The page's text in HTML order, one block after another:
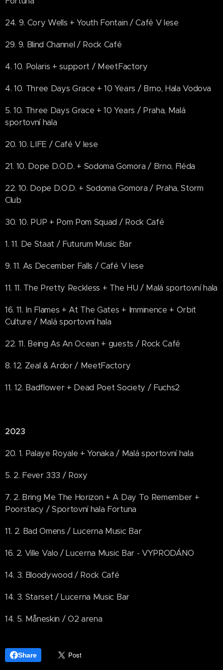
24. 9. Cory Wells + Youth Fontain / Café V lese
29. 9. Blind Channel / Rock Café
4. 10. Polaris + support / MeetFactory
4. 10. Three Days Grace + 10 Years / Brno, Hala Vodova
5. 10. Three Days Grace + 10 Years / Praha, Malá
sportovní hala
20. 10. LIFE / Café V lese
21. 10. Dope D.O.D. + Sodoma Gomora / Brno, Fléda
22. 10. Dope D.O.D. + Sodoma Gomora / Praha, Storm
Club
30. 10. PUP + Pom Pom Squad / Rock Café
1. 11. De Staat / Futurum Music Bar
9. 11. As December Falls / Café V lese
11. 11. The Pretty Reckless + The HU / Malá sportovní hala
16. 11. In Flames + At The Gates + Imminence + Orbit
Culture / Malá sportovní hala
22. 11. Being As An Ocean + guests / Rock Café
8. 12. Zeal & Ardor / MeetFactory
11. 12. Badflower + Dead Poet Society / Fuchs2
2023
20. 1. Palaye Royale + Yonaka / Malá sportovní hala
5. 2. Fever 333 / Roxy
7. 2. Bring Me The Horizon + A Day To Remember +
Poorstacy / Sportovní hala Fortuna
11. 2. Bad Omens / Lucerna Music Bar
16. 2. Ville Valo / Lucerna Music Bar - VYPRODÁNO
14. 3. Bloodywood / Rock Café
14. 3. Starset / Lucerna Music Bar
14. 5. Måneskin / O2 arena
Share